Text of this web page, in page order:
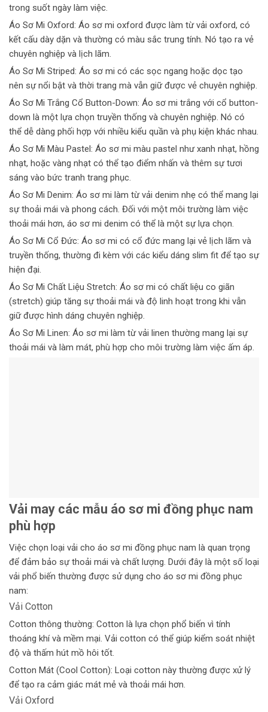
trong suốt ngày làm việc.
Áo Sơ Mi Oxford: Áo sơ mi oxford được làm từ vải oxford, có
kết cấu dày dặn và thường có màu sắc trung tính. Nó tạo ra vẻ
chuyên nghiệp và lịch lãm.
Áo Sơ Mi Striped: Áo sơ mi có các sọc ngang hoặc dọc tạo
nên sự nổi bật và thời trang mà vẫn giữ được vẻ chuyên nghiệp.
Áo Sơ Mi Trắng Cổ Button-Down: Áo sơ mi trắng với cổ button-
down là một lựa chọn truyền thống và chuyên nghiệp. Nó có
thể dễ dàng phối hợp với nhiều kiểu quần và phụ kiện khác nhau.
Áo Sơ Mi Màu Pastel: Áo sơ mi màu pastel như xanh nhạt, hồng
nhạt, hoặc vàng nhạt có thể tạo điểm nhấn và thêm sự tươi
sáng vào bức tranh trang phục.
Áo Sơ Mi Denim: Áo sơ mi làm từ vải denim nhẹ có thể mang lại
sự thoải mái và phong cách. Đối với một môi trường làm việc
thoải mái hơn, áo sơ mi denim có thể là một sự lựa chọn.
Áo Sơ Mi Cổ Đức: Áo sơ mi có cổ đức mang lại vẻ lịch lãm và
truyền thống, thường đi kèm với các kiểu dáng slim fit để tạo sự
hiện đại.
Áo Sơ Mi Chất Liệu Stretch: Áo sơ mi có chất liệu co giãn
(stretch) giúp tăng sự thoải mái và độ linh hoạt trong khi vẫn
giữ được hình dáng chuyên nghiệp.
Áo Sơ Mi Linen: Áo sơ mi làm từ vải linen thường mang lại sự
thoải mái và làm mát, phù hợp cho môi trường làm việc ấm áp.
Vải may các mẫu áo sơ mi đồng phục nam
phù hợp
Việc chọn loại vải cho áo sơ mi đồng phục nam là quan trọng
để đảm bảo sự thoải mái và chất lượng. Dưới đây là một số loại
vải phổ biến thường được sử dụng cho áo sơ mi đồng phục
nam:
Vải Cotton
Cotton thông thường: Cotton là lựa chọn phổ biến vì tính
thoáng khí và mềm mại. Vải cotton có thể giúp kiểm soát nhiệt
độ và thấm hút mồ hôi tốt.
Cotton Mát (Cool Cotton): Loại cotton này thường được xử lý
để tạo ra cảm giác mát mẻ và thoải mái hơn.
Vải Oxford